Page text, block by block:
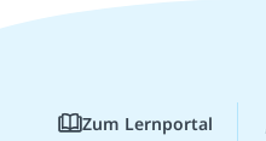
Zum Lernportal